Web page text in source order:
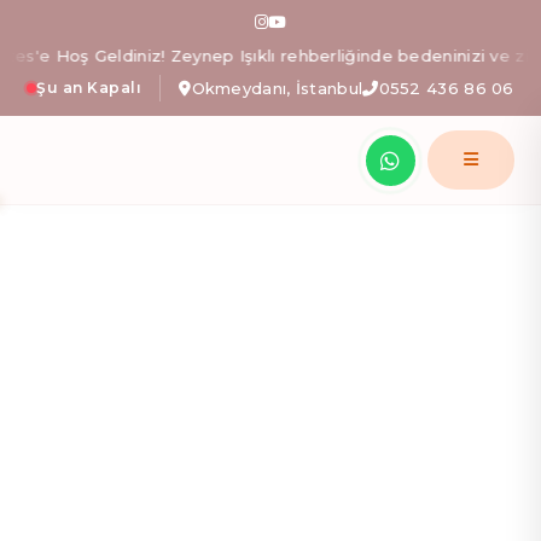
Zeo Pilates: İstanbul
Zeynep Işıklı yönetimindeki Zeo Pilates
Hoş Geldiniz! Zeynep Işıklı rehberliğinde bedeninizi ve
Şu an Kapalı Okmeydanı, İstanbul 0552 436 86 06